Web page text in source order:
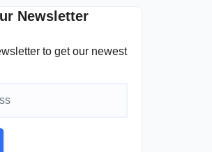
Newsletter
to get our newest